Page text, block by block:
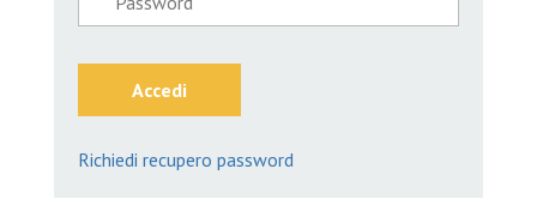
Accedi
Richiedi recupero password